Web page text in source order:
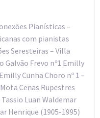
Pianísticas –
com pianistas
Seresteiras – Villa
Galvão Frevo nº1 Emilly
Cunha Choro nº 1 –
Cenas Rupestres
Luan Waldemar
Henrique (1905-1995)